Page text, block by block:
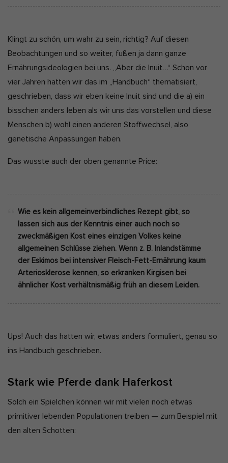
Klingt zu schön, um wahr zu sein, richtig? Auf diesen
Beobachtungen und so weiter, fußen ja dann ganze
Ernährungsideologien bei uns. „Aber die Inuit…“ Schon vor
vier Jahren hatten wir das im „Handbuch“ thematisiert,
geschrieben, dass wir eben keine Inuit sind und die a) ein
bisschen anders leben als wir uns das vorstellen und diese
Menschen b) wohl einen anderen Stoffwechsel, also
genetische Anpassungen haben.
Das wusste auch der oben genannte Price:
Wie es kein allgemeinverbindliches Rezept gibt, so
lassen sich aus der Kenntnis einer auch noch so
zweckmäßigen Kost eines einzigen Volkes keine
allgemeinen Schlüsse ziehen. Wenn z. B. Inlandstämme
der Eskimos bei intensiver Fleisch-Fett-Ernährung kaum
Arteriosklerose kennen, so erkranken Kirgisen bei
ähnlicher Kost verhältnismäßig früh an diesem Leiden.
Ups! Auch das hatten wir, etwas anders formuliert, genau so
ins Handbuch geschrieben.
Stark wie Pferde dank Haferkost
Solch ein Spielchen können wir mit vielen noch etwas
primitiver lebenden Populationen treiben — zum Beispiel mit
den alten Schotten: